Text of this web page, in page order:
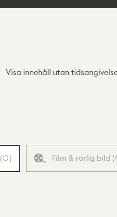
Visa innehåll utan
(0) Film & rörlig bild (